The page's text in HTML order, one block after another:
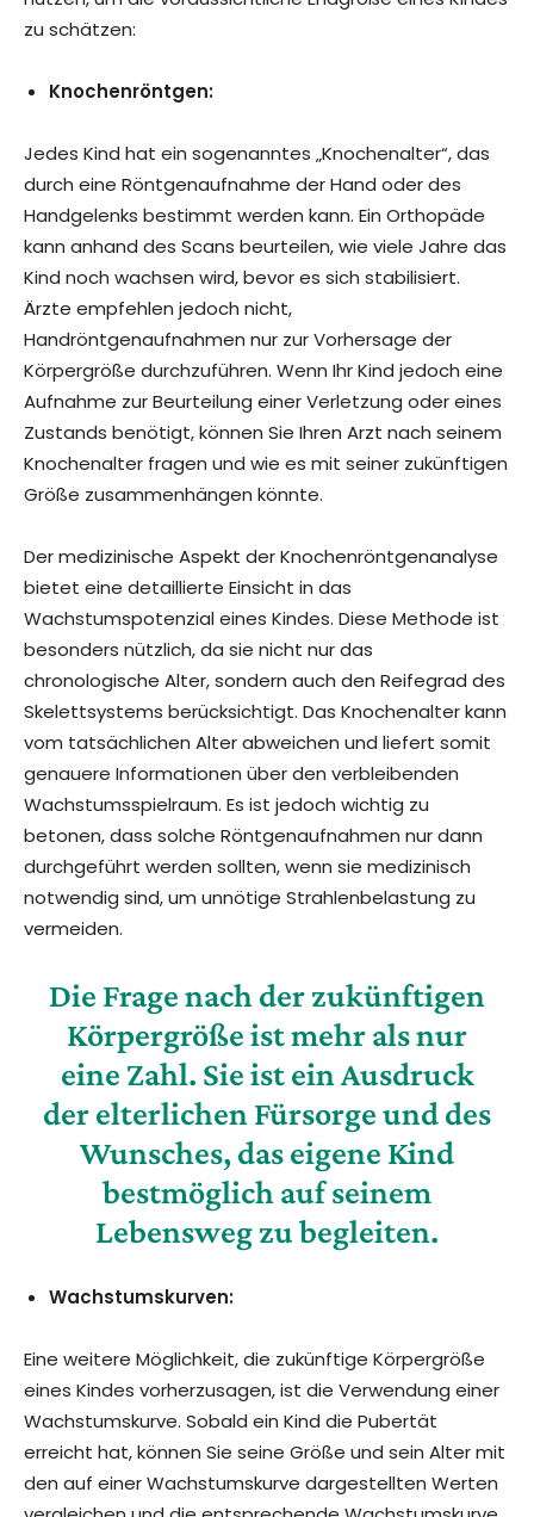
zu schätzen:
Knochenröntgen:
Jedes Kind hat ein sogenanntes „Knochenalter“, das
durch eine Röntgenaufnahme der Hand oder des
Handgelenks bestimmt werden kann. Ein Orthopäde
kann anhand des Scans beurteilen, wie viele Jahre das
Kind noch wachsen wird, bevor es sich stabilisiert.
Ärzte empfehlen jedoch nicht,
Handröntgenaufnahmen nur zur Vorhersage der
Körpergröße durchzuführen. Wenn Ihr Kind jedoch eine
Aufnahme zur Beurteilung einer Verletzung oder eines
Zustands benötigt, können Sie Ihren Arzt nach seinem
Knochenalter fragen und wie es mit seiner zukünftigen
Größe zusammenhängen könnte.
Der medizinische Aspekt der Knochenröntgenanalyse
bietet eine detaillierte Einsicht in das
Wachstumspotenzial eines Kindes. Diese Methode ist
besonders nützlich, da sie nicht nur das
chronologische Alter, sondern auch den Reifegrad des
Skelettsystems berücksichtigt. Das Knochenalter kann
vom tatsächlichen Alter abweichen und liefert somit
genauere Informationen über den verbleibenden
Wachstumsspielraum. Es ist jedoch wichtig zu
betonen, dass solche Röntgenaufnahmen nur dann
durchgeführt werden sollten, wenn sie medizinisch
notwendig sind, um unnötige Strahlenbelastung zu
vermeiden.
Die Frage nach der zukünftigen
Körpergröße ist mehr als nur
eine Zahl. Sie ist ein Ausdruck
der elterlichen Fürsorge und des
Wunsches, das eigene Kind
bestmöglich auf seinem
Lebensweg zu begleiten.
Wachstumskurven:
Eine weitere Möglichkeit, die zukünftige Körpergröße
eines Kindes vorherzusagen, ist die Verwendung einer
Wachstumskurve. Sobald ein Kind die Pubertät
erreicht hat, können Sie seine Größe und sein Alter mit
den auf einer Wachstumskurve dargestellten Werten